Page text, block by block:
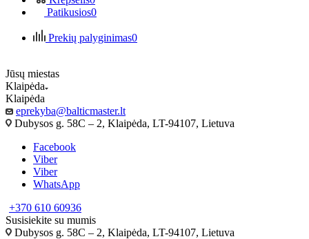
Patikusios0
Prekių palyginimas0
Jūsų miestas
Klaipėda
Klaipėda
eprekyba@balticmaster.lt
Dubysos g. 58C – 2, Klaipėda, LT-94107, Lietuva
Facebook
Viber
Viber
WhatsApp
+370 610 60936
Susisiekite su mumis
Dubysos g. 58C – 2, Klaipėda, LT-94107, Lietuva